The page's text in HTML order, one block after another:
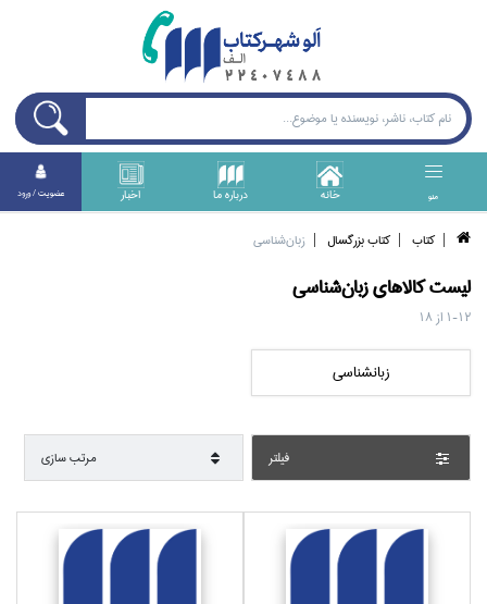
منو خانه درباره ما اخبار عضويت / ورود
كتاب كتاب بزرگسال زبان‌شناسي
ليست کالا‌هايزبان‌شناسي
1-12 از18
زبانشناسي
فيلتر مرتب سازي